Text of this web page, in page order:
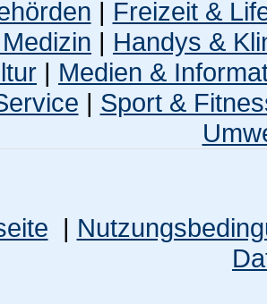
| Freizeit &
| Handys &
| Medien &
| Sport &
|